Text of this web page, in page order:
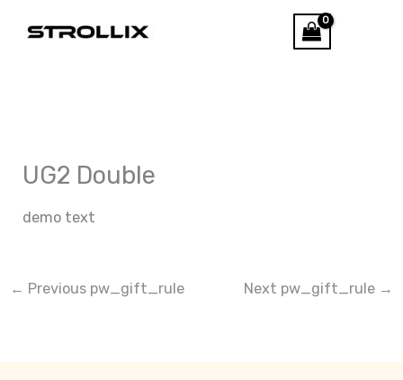
UG2 Double
demo text
← Previous pw_gift_rule Next pw_gift_rule →